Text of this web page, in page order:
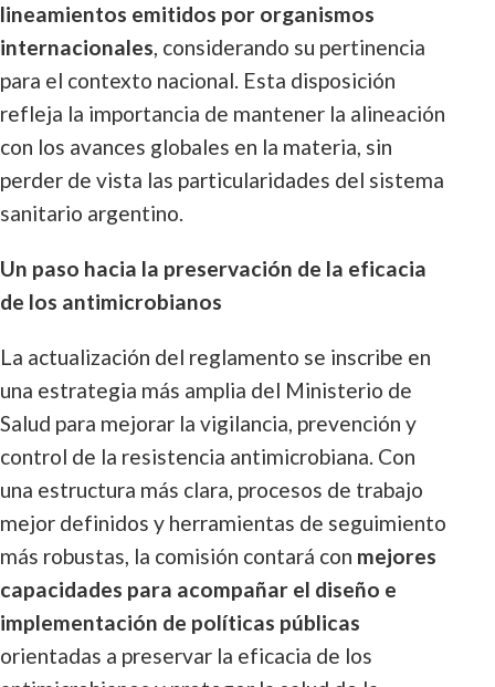
lineamientos emitidos por organismos
internacionales, considerando su pertinencia
para el contexto nacional. Esta disposición
refleja la importancia de mantener la alineación
con los avances globales en la materia, sin
perder de vista las particularidades del sistema
sanitario argentino.
Un paso hacia la preservación de la eficacia
de los antimicrobianos
La actualización del reglamento se inscribe en
una estrategia más amplia del Ministerio de
Salud para mejorar la vigilancia, prevención y
control de la resistencia antimicrobiana. Con
una estructura más clara, procesos de trabajo
mejor definidos y herramientas de seguimiento
más robustas, la comisión contará con mejores
capacidades para acompañar el diseño e
implementación de políticas públicas
orientadas a preservar la eficacia de los